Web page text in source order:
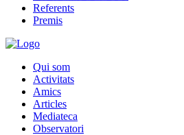
Referents
Premis
Qui som
Activitats
Amics
Articles
Mediateca
Observatori